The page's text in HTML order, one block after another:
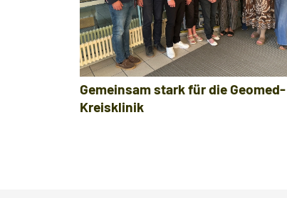
Gemeinsam stark für die Geomed-
Kreisklinik